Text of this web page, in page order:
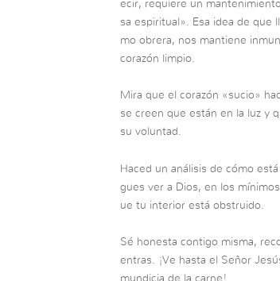
ecir, requiere un
sa espiritual». Esa idea de que
mo obrera, nos mantiene
corazón limpio.
Mira que el corazón «sucio»
se creen que están en la luz y
su voluntad.
Haced un análisis de cómo
gues ver a Dios, en los
ue tu interior está obstruido.
Sé honesta contigo misma,
entras. ¡Ve hasta el Señor